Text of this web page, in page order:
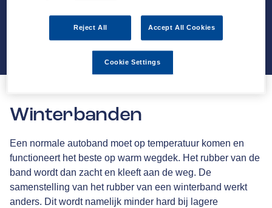
Winterbanden
Een normale autoband moet op temperatuur komen en
functioneert het beste op warm wegdek. Het rubber van de
band wordt dan zacht en kleeft aan de weg. De
samenstelling van het rubber van een winterband werkt
anders. Dit wordt namelijk minder hard bij lagere
Reject All Accept All Cookies
Cookie Settings